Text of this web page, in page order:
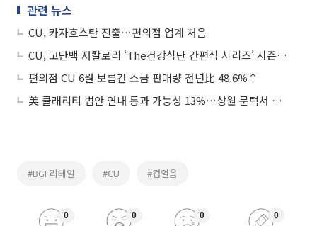
관련 뉴스
CU, 카자흐스탄 진출…편의점 업계 처음
CU, 고단백 저칼로리 ‘The건강식단 간편식 시리즈’ 시즌3 출시
편의점 CU 6월 보름간 소금 판매량 전년比 48.6%↑
美 클래리티 법안 연내 통과 가능성 13%…상원 문턱서 제동
#BGF리테일 #CU #컵얼음
0 0 0 0